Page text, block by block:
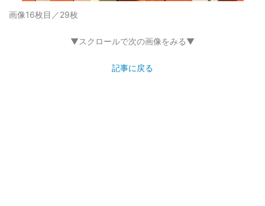
画像16枚目／29枚
▼スクロールで次の画像をみる▼
記事に戻る